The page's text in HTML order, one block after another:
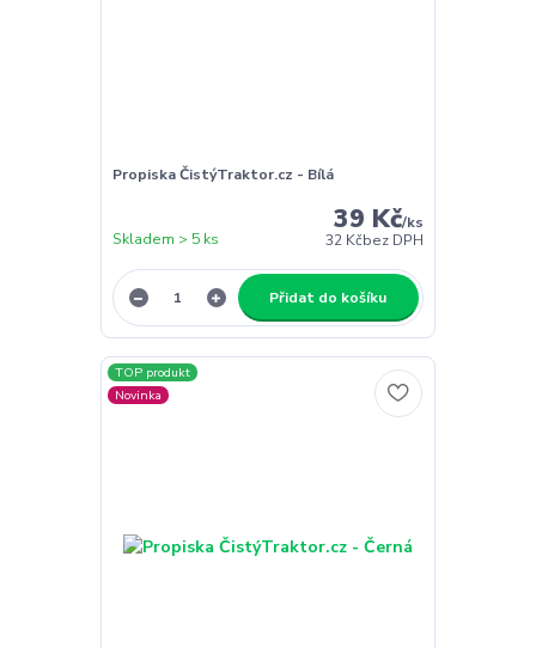
Propiska ČistýTraktor.cz - Bílá
39 Kč/ks
32 Kčbez DPH
Skladem > 5 ks
Přidat do košíku
TOP produkt
Novinka